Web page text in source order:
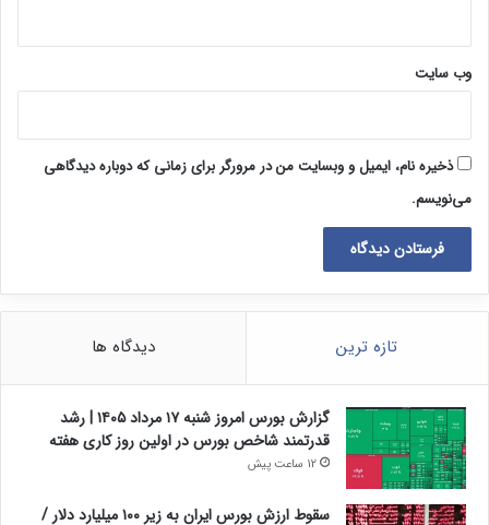
وب‌ سایت
ذخیره نام، ایمیل و وبسایت من در مرورگر برای زمانی که دوباره دیدگاهی
می‌نویسم.
تازه ترین دیدگاه ها
گزارش بورس امروز شنبه ۱۷ مرداد ۱۴۰۵ | رشد
قدرتمند شاخص بورس در اولین روز کاری هفته
12 ساعت پیش
سقوط ارزش بورس ایران به زیر ۱۰۰ میلیارد دلار /